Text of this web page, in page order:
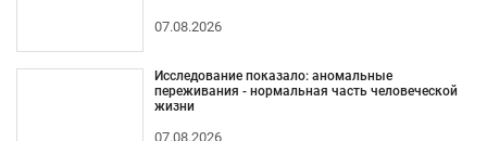
07.08.2026
Исследование показало: аномальные
переживания - нормальная часть человеческой
жизни
07.08.2026